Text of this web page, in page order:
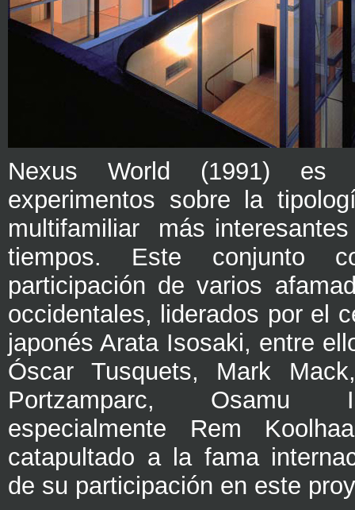
Nexus World (1991)
experimentos sobre la
multifamiliar más
tiempos. Este conjunto
participación de varios
occidentales, liderados por el
japonés Arata Isosaki, entre
Óscar Tusquets, Mark
Portzamparc, Osamu
especialmente Rem
catapultado a la fama
de su participación en este